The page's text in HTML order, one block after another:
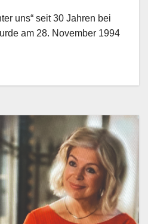
uns“ seit 30 Jahren bei
am 28. November 1994